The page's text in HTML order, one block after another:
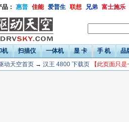
： 惠普 佳能 爱普生 联想 兄弟 富士施乐
机 扫描仪 一体机 显 卡 手 机
品
动天空首页 → 汉王 4800 下载页 【此页面只